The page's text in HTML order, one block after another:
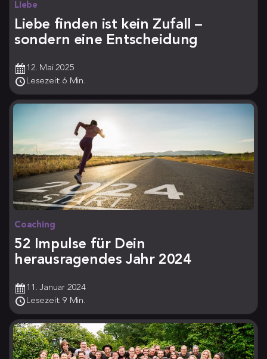
Liebe
Liebe finden ist kein Zufall –
sondern eine Entscheidung
12. Mai 2025
Lesezeit: 6 Min.
Coaching
52 Impulse für Dein
herausragendes Jahr 2024
11. Januar 2024
Lesezeit: 9 Min.